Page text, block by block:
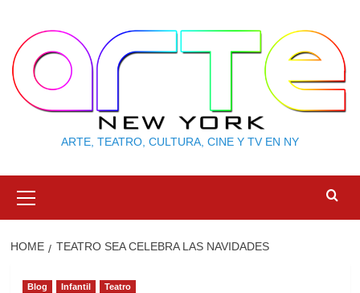
content
ARTE, TEATRO, CULTURA, CINE Y TV EN NY
Menu
HOME TEATRO SEA CELEBRA LAS NAVIDADES
Blog Infantil Teatro